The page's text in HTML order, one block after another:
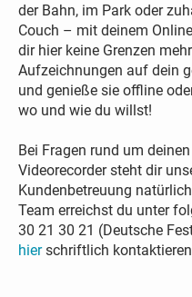
der Bahn, im Park oder
Couch – mit deinem
dir hier keine Grenzen
Aufzeichnungen auf dein
und genieße sie offline
wo und wie du willst!
Bei Fragen rund um
Videorecorder steht dir
Kundenbetreuung
Team erreichst du unter
30 21 30 21 (Deutsche
hierschriftlich